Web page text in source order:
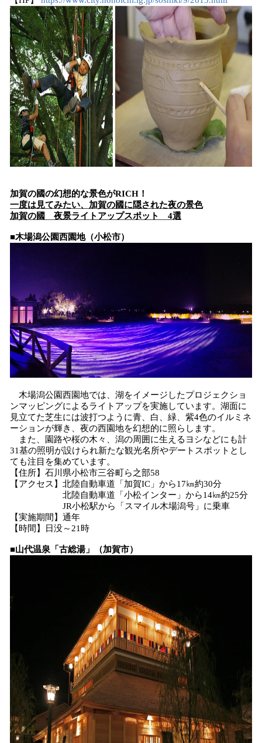
加賀の國の幻想的な景色がRICH！
一度は見てみたい、加賀の國に隠された夜の景色
加賀の國 夜景ライトアップスポット 4選
■木場潟公園西園地（小松市）
木場潟公園西園地では、湖をイメージしたプロジェクショ
ンマッピングによるライトアップを実施しています。湖面に
見立てた芝生には波打つように青、白、緑、紫4色のイルミネ
ーションが輝き、夜の西園地を幻想的に照らします。
また、園路や桜の木々、潟の周囲に生えるヨシなどにも計
31基の照明が設けられ新たな観光名所やデートスポットとし
ても注目を集めています。
【住所】石川県小松市三谷町ら之部58
【アクセス】北陸自動車道「加賀IC」から17㎞約30分
北陸自動車道「小松インター」から14㎞約25分
JR小松駅から「スマイル木場潟号」に乗車
【実施期間】通年
【時間】日没～21時
■山代温泉「古総湯」（加賀市）